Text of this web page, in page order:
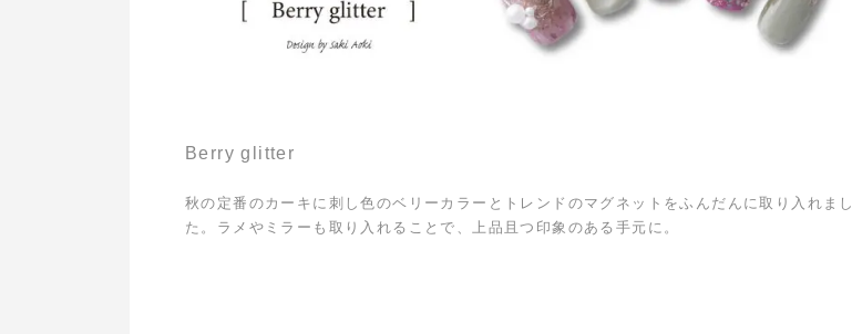
Berry glitter
秋の定番のカーキに刺し色のベリーカラーとトレンドのマグネットをふんだんに取り入れまし
た。ラメやミラーも取り入れることで、上品且つ印象のある手元に。